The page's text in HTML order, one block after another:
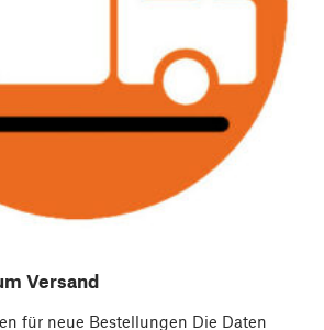
Versand
für neue Bestellungen Die Daten